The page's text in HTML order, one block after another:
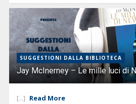
SUGGESTIONI DALLA BIBLIOTECA
Jay McInerney – Le mille luci di
[...] Read More